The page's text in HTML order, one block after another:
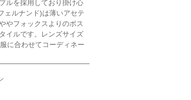
ルを採用しており掛け心
ェルナンド)は薄いアセテ
やフォックスよりのボス
イルです。レンズサイズ
に合わせてコーディネー